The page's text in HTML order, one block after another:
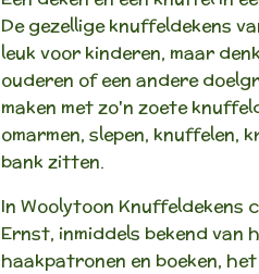
De gezellige knuffeldekens
leuk voor kinderen, maar
ouderen of een andere
maken met zo'n zoete
omarmen, slepen, knuffelen,
bank zitten.
In Woolytoon Knuffeldekens
Ernst, inmiddels bekend van
haakpatronen en boeken,